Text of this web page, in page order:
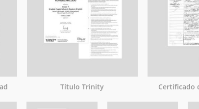
Título Trinity Certificado